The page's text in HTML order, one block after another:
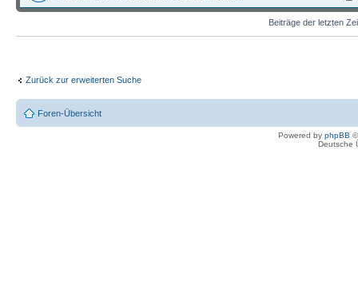
Beiträge der letzten
Zurück zur erweiterten Suche
Foren-Übersicht
Powered by phpBB
Deutsche